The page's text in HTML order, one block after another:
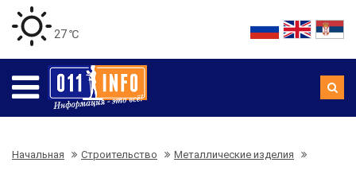
27 ℃
Начальная Строительство Металлические изделия